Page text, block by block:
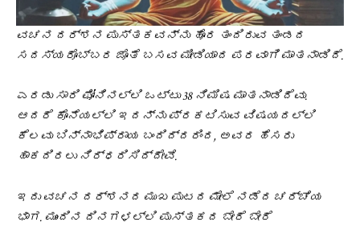
ವಚನ ದರ್ಶನ ಪುಸ್ತಕವನ್ನು ಹೊರ ತಂದಿರುವ ತಂಡದ
ಸದಸ್ಯರೊಬ್ಬರ ಜೊತೆ ಬಸವ ಮೀಡಿಯಾದ ಪರವಾಗಿ ಮಾತನಾಡಿದೆ.
ಎರಡು ಸಾರಿ ಫೋನಿನಲ್ಲಿ ಒಟ್ಟು 38 ನಿಮಿಷ ಮಾತನಾಡಿದೆವು.
ಆದರೆ ಕೊನೆಯಲ್ಲಿ ಇದನ್ನು ಪ್ರಕಟಿಸುವ ವಿಷಯದಲ್ಲಿ
ಕೆಲವು ಬಿನ್ನಾಭಿಪ್ರಾಯ ಬಂದಿದ್ದರಿಂದ, ಅವರ ಹೆಸರು
ಹಾಕದಿರಲು ನಿರ್ಧರಿಸಿದ್ದೇವೆ.
ಇದು ವಚನ ದರ್ಶನದ ಮುಖ ಪುಟದ ಮೇಲೆ ನಡೆದ ಚರ್ಚೆಯ
ಭಾಗ. ಮುಂದಿನ ದಿನಗಳಲ್ಲಿ ಪುಸ್ತಕದ ಬೇರೆ ಬೇರೆ